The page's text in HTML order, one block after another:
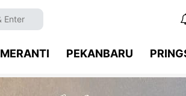
MERANTI PEKANBARU